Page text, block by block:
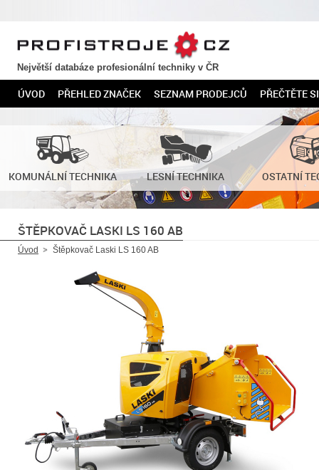
PROFISTROJE.CZ
Největší databáze profesionální techniky v ČR
ÚVOD PŘEHLED ZNAČEK SEZNAM PRODEJCŮ PŘEČTĚTE SI
KOMUNÁLNÍ TECHNIKA LESNÍ TECHNIKA OSTATNÍ
ŠTĚPKOVAČ LASKI LS 160 AB
Úvod Štěpkovač Laski LS 160 AB